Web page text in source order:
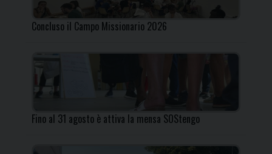
Concluso il Campo Missionario 2026
Fino al 31 agosto è attiva la mensa SOStengo